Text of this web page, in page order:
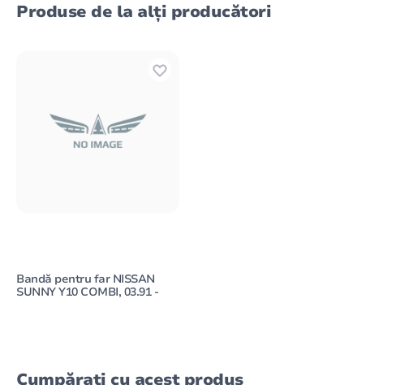
Produse de la alți producători
Bandă pentru far NISSAN
SUNNY Y10 COMBI, 03.91 -
Cumpărați cu acest produs